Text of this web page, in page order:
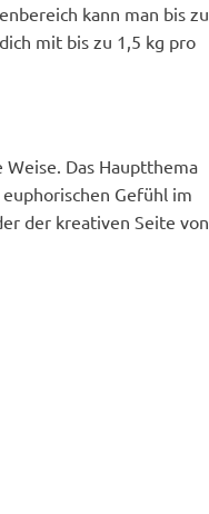
kann man bis zu
mit bis zu 1,5 kg pro
Das Hauptthema
Gefühl im
der kreativen Seite von